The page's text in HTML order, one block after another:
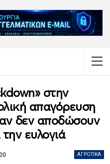
στην
απαγόρευση
δεν αποδώσουν
ευλογιά
ΑΓΡΟΤΙΚΆ